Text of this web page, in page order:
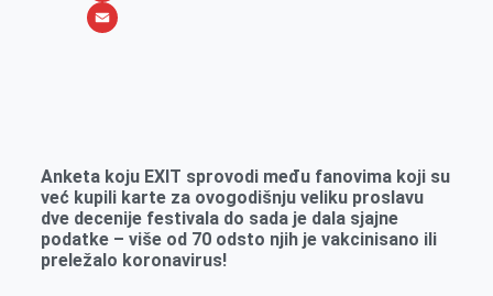
o
ek
b
h
p
p
X
l
Anketa koju EXIT sprovodi među fanovima koji su
već kupili karte za ovogodišnju veliku proslavu
dve decenije festivala do sada je dala sjajne
podatke – više od 70 odsto njih je vakcinisano ili
preležalo koronavirus!